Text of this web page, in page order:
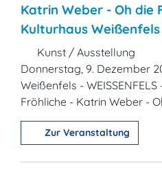
Katrin Weber - Oh die
Kulturhaus Weißenfels
Kunst / Ausstellung
Donnerstag, 9. Dezember
Weißenfels -
Fröhliche - Katrin Weber -
Zur Veranstaltung